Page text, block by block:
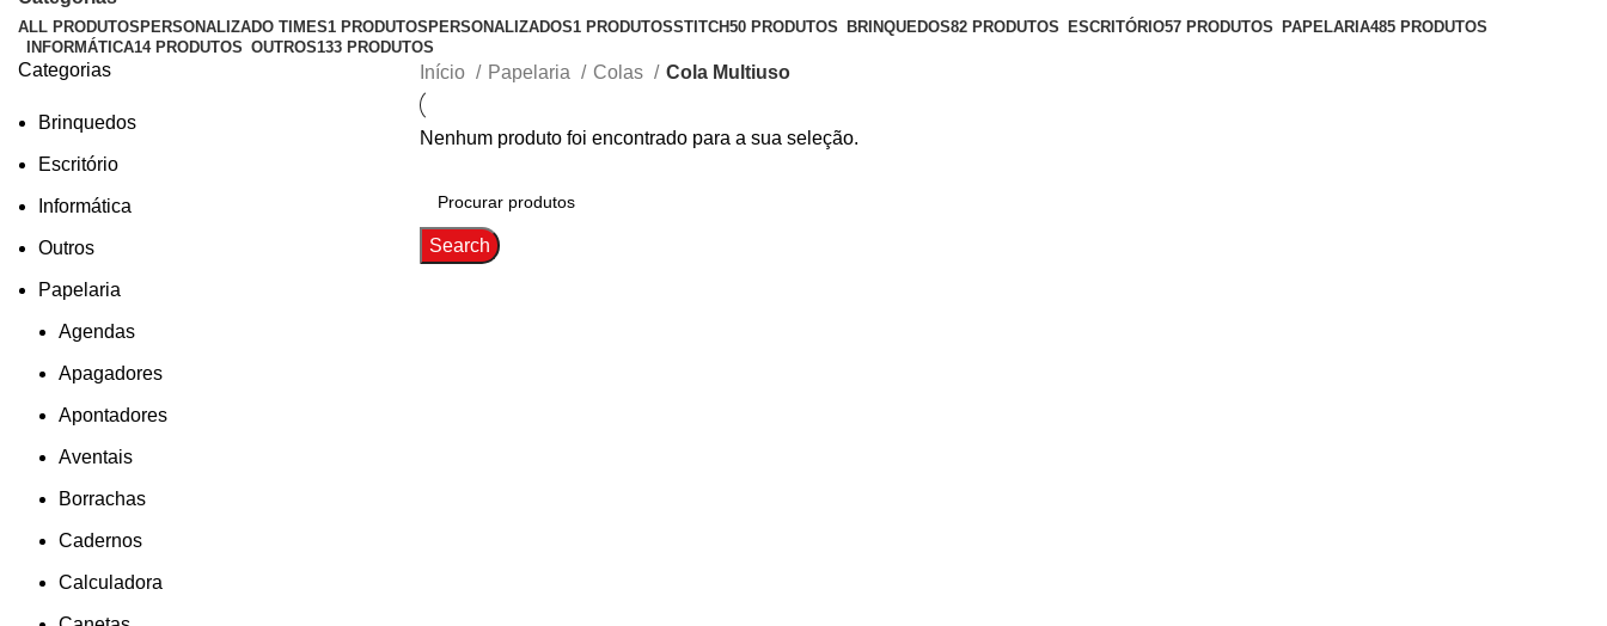
ALL PRODUTOS PERSONALIZADO TIMES1 PRODUTOS PERSONALIZADOS1 PRODUTOSSTITCH50 PRODUTOS BRINQUEDOS82 PRODUTOS ESCRITÓRIO57 PRODUTOS PAPELARIA485 PRODUTOS
INFORMÁTICA14 PRODUTOS OUTROS133 PRODUTOS
Categorias
Brinquedos
Escritório
Informática
Outros
Papelaria
Agendas
Apagadores
Apontadores
Aventais
Borrachas
Cadernos
Calculadora
Início Papelaria Colas Cola Multiuso
Nenhum produto foi encontrado para a sua seleção.
Search